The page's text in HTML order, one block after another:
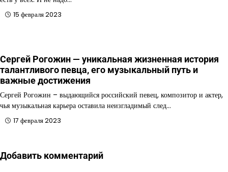
15 февраля 2023
Сергей Рогожин — уникальная жизненная история
талантливого певца, его музыкальный путь и
важные достижения
Сергей Рогожин – выдающийся российский певец, композитор и актер,
чья музыкальная карьера оставила неизгладимый след…
17 февраля 2023
Добавить комментарий